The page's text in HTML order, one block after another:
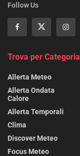
Follow Us
Trova per Categoria
Allerta Meteo
Allerta Ondata
Calore
Allerta Temporali
Clima
Discover Meteo
Focus Meteo